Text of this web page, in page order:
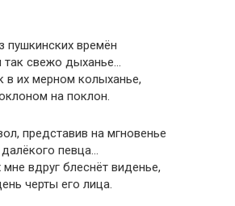
пушкинских времён
так свежо дыханье…
их мерном колыханье,
на поклон.
представив на мгновенье
певца…
вдруг блеснёт виденье,
черты его лица.